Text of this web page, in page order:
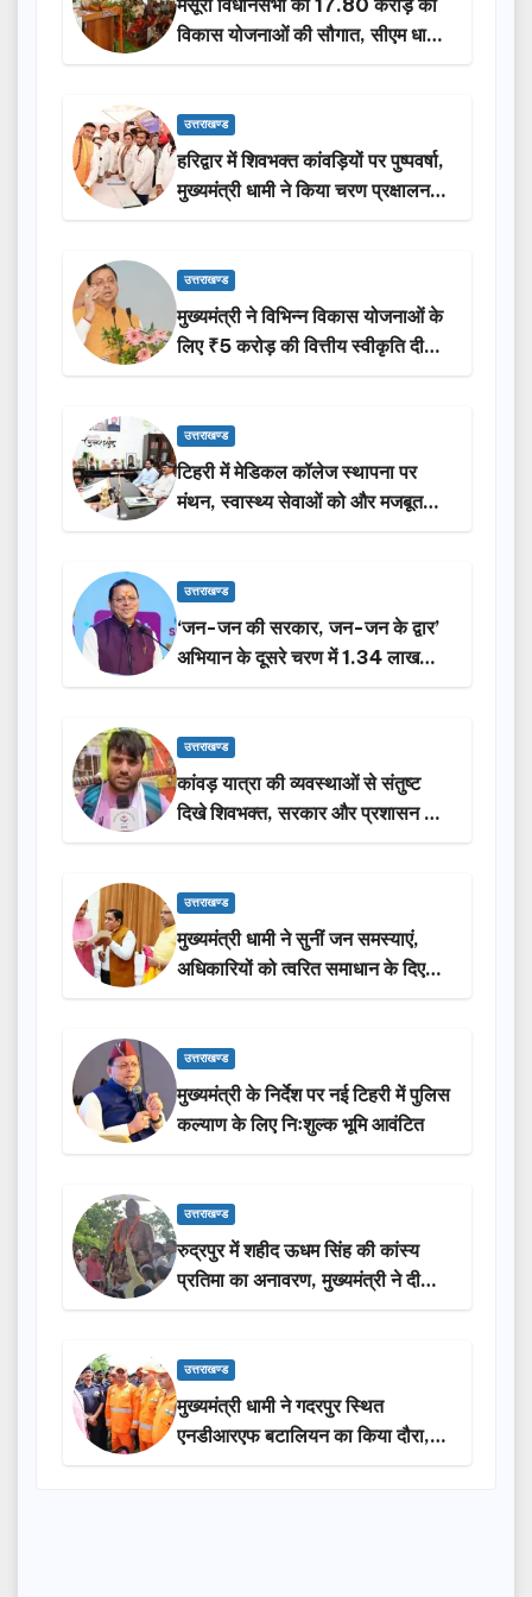
मसूरी विधानसभा को 17.80 करोड़ की
विकास योजनाओं की सौगात, सीएम धामी
ने किया लोकार्पण-शिलान्यास.
उत्तराखण्ड
हरिद्वार में शिवभक्त कांवड़ियों पर पुष्पवर्षा,
मुख्यमंत्री धामी ने किया चरण प्रक्षालन…
उत्तराखण्ड
मुख्यमंत्री ने विभिन्न विकास योजनाओं के
लिए ₹5 करोड़ की वित्तीय स्वीकृति दी…
उत्तराखण्ड
टिहरी में मेडिकल कॉलेज स्थापना पर
मंथन, स्वास्थ्य सेवाओं को और मजबूत
करेगी सरकार: मुख्यमंत्री धामी…
उत्तराखण्ड
‘जन-जन की सरकार, जन-जन के द्वार’
अभियान के दूसरे चरण में 1.34 लाख
लोगों की भागीदारी…
उत्तराखण्ड
कांवड़ यात्रा की व्यवस्थाओं से संतुष्ट
दिखे शिवभक्त, सरकार और प्रशासन की
सराहना…
उत्तराखण्ड
मुख्यमंत्री धामी ने सुनीं जन समस्याएं,
अधिकारियों को त्वरित समाधान के दिए
निर्देश
उत्तराखण्ड
मुख्यमंत्री के निर्देश पर नई टिहरी में पुलिस
कल्याण के लिए निःशुल्क भूमि आवंटित
उत्तराखण्ड
रुद्रपुर में शहीद ऊधम सिंह की कांस्य
प्रतिमा का अनावरण, मुख्यमंत्री ने दी
₹3.85 करोड़ की विकास परियोजनाओं
उत्तराखण्ड
मुख्यमंत्री धामी ने गदरपुर स्थित
एनडीआरएफ बटालियन का किया दौरा,
आपदा प्रबंधन तैयारियों का लिया जायजा